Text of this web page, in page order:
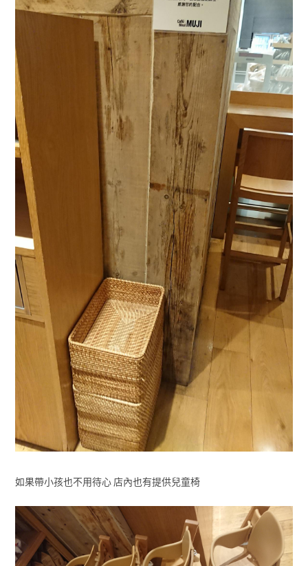
如果帶小孩也不用待心 店內也有提供兒童椅